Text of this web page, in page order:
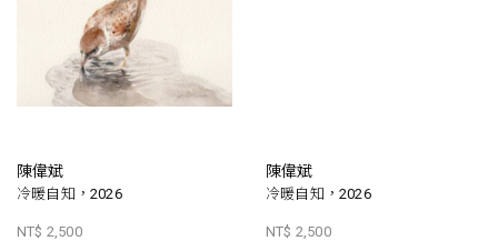
陳偉斌
冷暖自知，2026
NT$ 2,500
陳偉斌
冷暖自知，2026
NT$ 2,500